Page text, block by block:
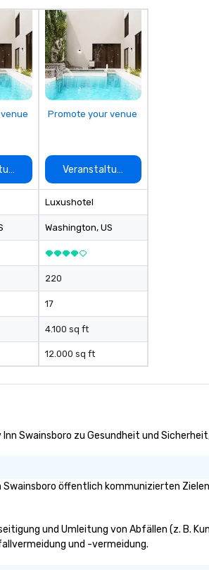
auswählen
Promote your venue
Veranstaltungsort auswählen
Luxushotel
Washington, US
220
17
4.100 sq ft
12.000 sq ft
Swainsboro zu Gesundheit und
Swainsboro öffentlich kommunizierten
und Umleitung von Abfällen (z. B.
und -vermeidung.